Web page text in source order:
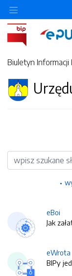
Biuletyn Informacji
Wyszukiwarka
eBoi
Jak
eWrota
BIPy